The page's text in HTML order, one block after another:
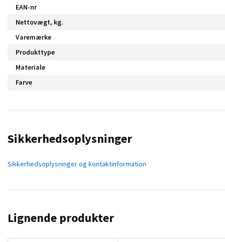
EAN-nr
Nettovægt, kg.
Varemærke
Produkttype
Materiale
Farve
Sikkerhedsoplysninger
Sikkerhedsoplysninger og kontaktinformation
Lignende produkter